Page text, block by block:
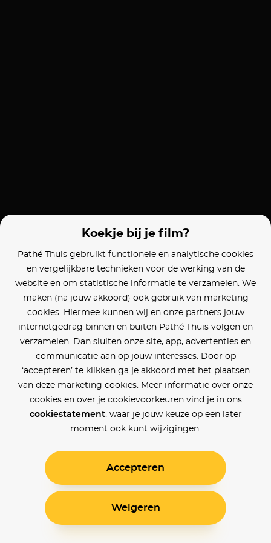
Koekje bij je film?
Pathé Thuis gebruikt functionele en analytische cookies
en vergelijkbare technieken voor de werking van de
website en om statistische informatie te verzamelen. We
maken (na jouw akkoord) ook gebruik van marketing
cookies. Hiermee kunnen wij en onze partners jouw
internetgedrag binnen en buiten Pathé Thuis volgen en
verzamelen. Dan sluiten onze site, app, advertenties en
communicatie aan op jouw interesses. Door op
‘accepteren’ te klikken ga je akkoord met het plaatsen
van deze marketing cookies. Meer informatie over onze
cookies en over je cookievoorkeuren vind je in ons
cookiestatement, waar je jouw keuze op een later
moment ook kunt wijzigingen.
Accepteren
Weigeren